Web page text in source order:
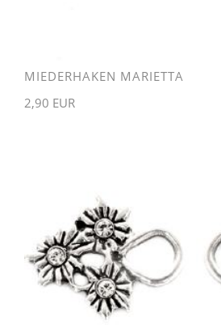
MIEDERHAKEN MARIETTA
2,90 EUR